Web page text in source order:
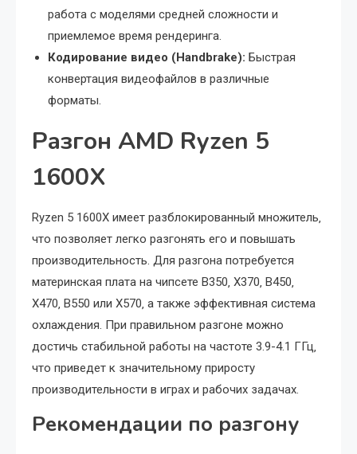
работа с моделями средней сложности и
приемлемое время рендеринга.
Кодирование видео (Handbrake): Быстрая
конвертация видеофайлов в различные
форматы.
Разгон AMD Ryzen 5
1600X
Ryzen 5 1600X имеет разблокированный множитель‚
что позволяет легко разгонять его и повышать
производительность. Для разгона потребуется
материнская плата на чипсете B350‚ X370‚ B450‚
X470‚ B550 или X570‚ а также эффективная система
охлаждения. При правильном разгоне можно
достичь стабильной работы на частоте 3.9-4.1 ГГц‚
что приведет к значительному приросту
производительности в играх и рабочих задачах.
Рекомендации по разгону